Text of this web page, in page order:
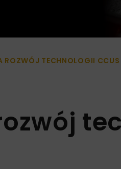
ROZWÓJ TECHNOLOGII CCUS